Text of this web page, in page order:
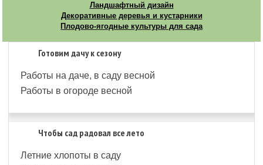
Ландшафтный дизайн
Декоративные деревья и кустарники
Плодово-ягодные культуры для сада
Готовим дачу к сезону
Работы на даче, в саду весной
Работы в огороде весной
Чтобы сад радовал все лето
Летние хлопоты в саду